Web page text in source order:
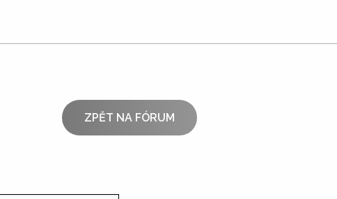
ZPĚT NA FÓRUM